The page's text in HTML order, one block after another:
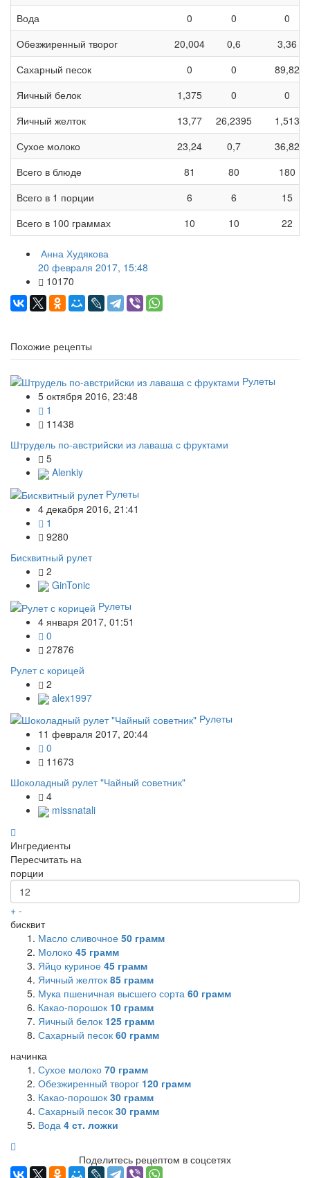
Вода
0 0
0
Обезжиренный творог
20,004 0,6
3,36
Сахарный песок
0 0
89,82
Яичный белок
1,375 0
0
Яичный желток
13,77 26,2395
1,513
Сухое молоко
23,24 0,7
36,82
Всего в блюде
81 80
180
Всего в 1 порции
6 6
15
Всего в 100 граммах
10 10 22
Анна Худякова
20 февраля 2017, 15:48
10170
Похожие рецепты
Рулеты
5 октября 2016, 23:48
1
11438
Штрудель по-австрийски из лаваша с фруктами
5
Alenkiy
Рулеты
4 декабря 2016, 21:41
1
9280
Бисквитный рулет
2
GinTonic
Рулеты
4 января 2017, 01:51
0
27876
Рулет с корицей
2
alex1997
Рулеты
11 февраля 2017, 20:44
0
11673
Шоколадный рулет "Чайный советник"
4
missnatali
Ингредиенты
Пересчитать на
порции
+ -
бисквит
Масло сливочное 50 грамм
Молоко 45 грамм
Яйцо куриное 45 грамм
Яичный желток 85 грамм
Мука пшеничная высшего сорта 60 грамм
Какао-порошок 10 грамм
Яичный белок 125 грамм
Сахарный песок 60 грамм
начинка
Сухое молоко 70 грамм
Обезжиренный творог 120 грамм
Какао-порошок 30 грамм
Сахарный песок 30 грамм
Вода 4 ст. ложки
Поделитесь рецептом в соцсетях